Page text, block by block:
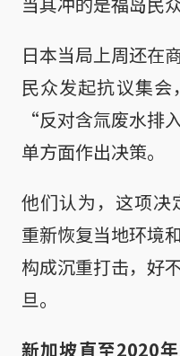
日本当局上周还在
民众发起抗议集
“反对含氚废水排
单方面作出决策。
他们认为，这项决
重新恢复当地环境
构成沉重打击，好
旦。
新加坡直至2020